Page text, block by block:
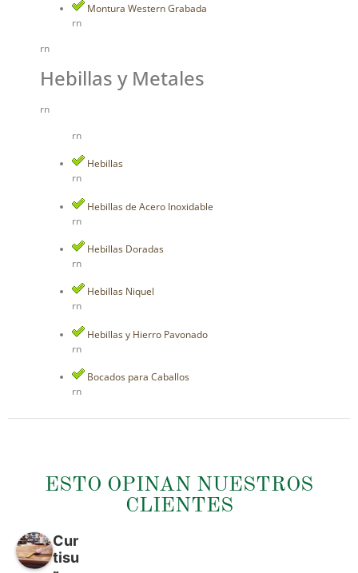
Montura Western Grabada
rn
rn
Hebillas y Metales
rn
rn
Hebillas
rn
Hebillas de Acero Inoxidable
rn
Hebillas Doradas
rn
Hebillas Niquel
rn
Hebillas y Hierro Pavonado
rn
Bocados para Caballos
rn
ESTO OPINAN NUESTROS
CLIENTES
Cur
tisu